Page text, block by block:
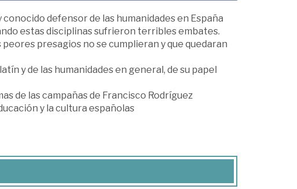
defensor de las humanidades en España
estas disciplinas sufrieron terribles embates.
presagios no se cumplieran y que quedaran
y de las humanidades en general, de su papel
de las campañas de Francisco Rodríguez
y la cultura españolas